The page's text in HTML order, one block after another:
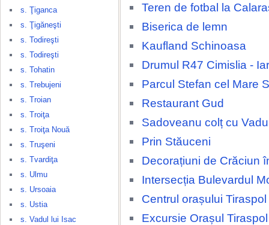
s. Ţiganca
s. Ţigăneşti
s. Todireşti
s. Todireşti
s. Tohatin
s. Trebujeni
s. Troian
s. Troiţa
s. Troiţa Nouă
s. Truşeni
s. Tvardiţa
s. Ulmu
s. Ursoaia
s. Ustia
s. Vadul lui Isac
Teren de fotbal la
Biserica de lemn
Kaufland Schinoasa
Drumul R47 Cimislia -
Parcul Stefan cel Mare
Restaurant Gud
Sadoveanu colț cu
Prin Stăuceni
Decorațiuni de Crăciun
Intersecția Bulevardul
Centrul orașului Tiraspol
Excursie Orașul Tiraspol